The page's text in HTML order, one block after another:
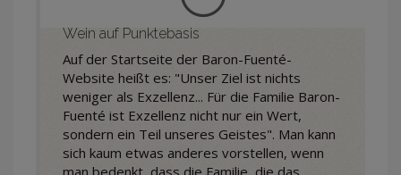
Wein auf Punktebasis
Auf der Startseite der Baron-Fuenté-
Website heißt es: "Unser Ziel ist nichts
weniger als Exzellenz... Für die Familie Baron-
Fuenté ist Exzellenz nicht nur ein Wert,
sondern ein Teil unseres Geistes". Man kann
sich kaum etwas anderes vorstellen, wenn